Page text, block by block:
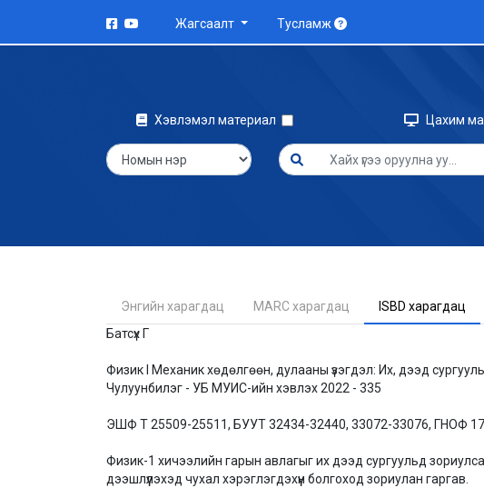
Жагсаалт Тусламж
Хэвлэмэл материал Цахим
Энгийн харагдац MARC харагдац
ISBD харагдац
Батсүх Г
Физик I Механик хөдөлгөөн, дулааны үзэгдэл: Их, дээд
Чулуунбилэг - УБ МУИС-ийн хэвлэх 2022 - 335
ЭШФ Т 25509-25511, БУУТ 32434-32440, 33072-33076, ГНОФ
Физик-1 хичээлийн гарын авлагыг их дээд сургуульд
дээшлүүлэхэд чухал хэрэглэгдэхүүн болгоход зориулан гаргав.